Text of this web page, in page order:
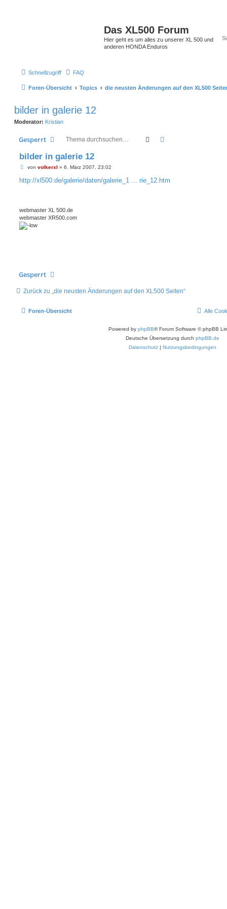
Das XL500 Forum
Hier geht es um alles zu unserer XL 500 und
anderen HONDA Enduros
Schnellzugriff FAQ
Foren-Übersicht Topics die neusten Änderungen auf den XL500
bilder in galerie 12
Moderator: Kristian
Gesperrt Suche
bilder in galerie 12
B
i
von volkerxl » 6. März 2007, 23:02
http://xl500.de/galerie/daten/galerie_1 ... rie_12.htm
webmaster XL 500.de
webmaster XR500.com
Gesperrt
Zurück zu „die neusten Änderungen auf den XL500 Seiten“
Foren-Übersicht Alle
Powered by phpBB® Forum Software © phpBB
Deutsche Übersetzung durch phpBB.de
Datenschutz | Nutzungsbedingungen